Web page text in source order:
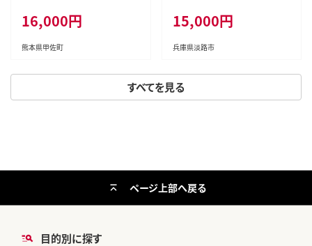
すべてを見る
ラルウォーター 箱買い まとめ買
い ペットボトル 飲料 ウォーター
軟水 コカ・コーラ 防災グッズ 防
ック 熊本県 甲佐町
16,000円
熊本県甲佐町
15,000円
兵庫県淡路市
目的別に探す
ページ上部へ戻る